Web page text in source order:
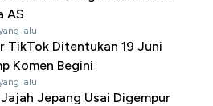
AS
lalu
TikTok Ditentukan 19 Juni
Komen Begini
lalu
Jepang Usai Digempur